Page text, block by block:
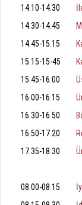
14.10-14.30
14.30-14.45
14.45-15.15
15.15-15-45
15.45-16.00
16.00-16.15
16.30-16.50
16.50-17.20
17.35-18.30
08.00-08.15